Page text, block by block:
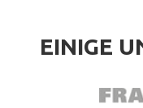
EINIGE